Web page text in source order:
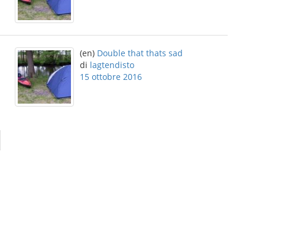
(en) Double that thats sad
di lagtendisto
15 ottobre 2016